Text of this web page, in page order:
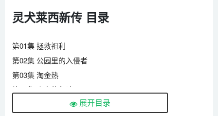
灵犬莱西新传 目录
第01集 拯救祖利
第02集 公园里的入侵者
第03集 淘金热
第04集 山上的危险
第05集 丹·蒙田的宝物展开目录